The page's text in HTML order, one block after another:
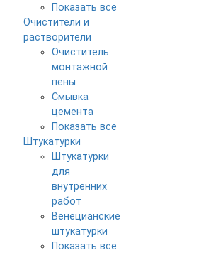
Показать все
Очистители и
растворители
Очиститель
монтажной
пены
Смывка
цемента
Показать все
Штукатурки
Штукатурки
для
внутренних
работ
Венецианские
штукатурки
Показать все